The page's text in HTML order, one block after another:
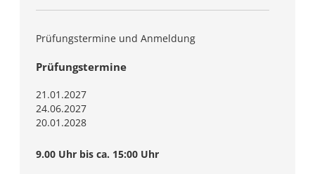
Prüfungstermine und Anmeldung
Prüfungstermine
21.01.2027
24.06.2027
20.01.2028
9.00 Uhr bis ca. 15:00 Uhr